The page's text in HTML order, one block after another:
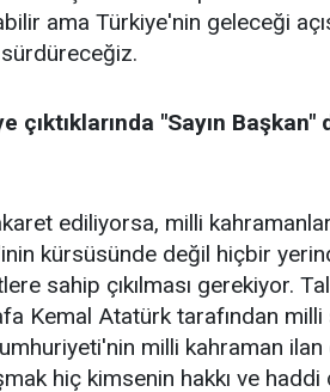
ama Türkiye'nin geleceği
"Sayın Başkan"
ediliyorsa, milli
kürsüsünde değil hiçbir
sahip çıkılması gerekiyor.
Kemal Atatürk tarafından
milli kahraman
hiç kimsenin hakkı ve